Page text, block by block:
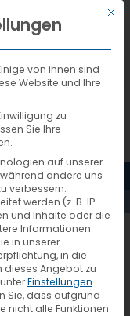
DEUTSCHMit
von ihnen sind
Website und Ihre
zu
Sie Ihre
auf unserer
andere uns
verbessern.
werden (z. B. IP-
und Inhalte oder die
Informationen
in unserer
in die
dieses Angebot zu
Einstellungen
Sie, dass aufgrund
nicht alle Funktionen